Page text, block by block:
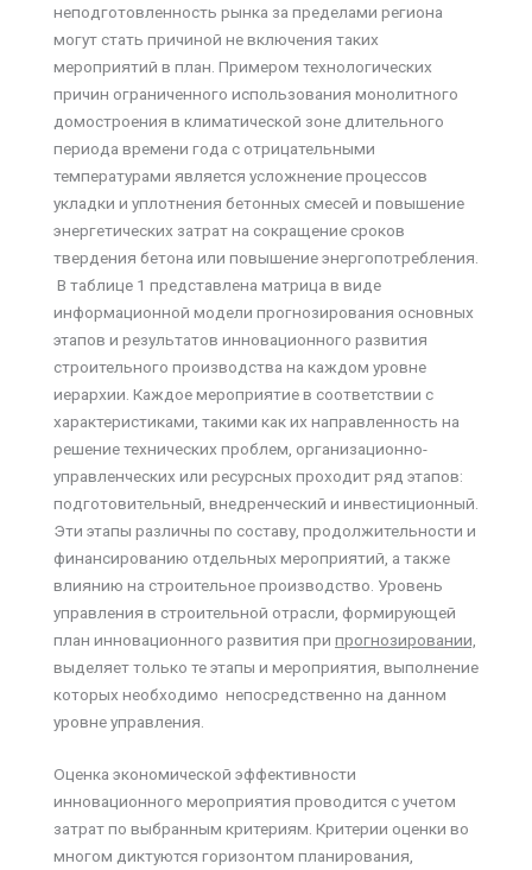
неподготовленность рынка за пределами региона
могут стать причиной не включения таких
мероприятий в план. Примером технологических
причин ограниченного использования монолитного
домостроения в климатической зоне длительного
периода времени года с отрицательными
температурами является усложнение процессов
укладки и уплотнения бетонных смесей и повышение
энергетических затрат на сокращение сроков
твердения бетона или повышение энергопотребления.
В таблице 1 представлена матрица в виде
информационной модели прогнозирования основных
этапов и результатов инновационного развития
строительного производства на каждом уровне
иерархии. Каждое мероприятие в соответствии с
характеристиками, такими как их направленность на
решение технических проблем, организационно-
управленческих или ресурсных проходит ряд этапов:
подготовительный, внедренческий и инвестиционный.
Эти этапы различны по составу, продолжительности и
финансированию отдельных мероприятий, а также
влиянию на строительное производство. Уровень
управления в строительной отрасли, формирующей
план инновационного развития при прогнозировании,
выделяет только те этапы и мероприятия, выполнение
которых необходимо непосредственно на данном
уровне управления.
Оценка экономической эффективности
инновационного мероприятия проводится с учетом
затрат по выбранным критериям. Критерии оценки во
многом диктуются горизонтом планирования,